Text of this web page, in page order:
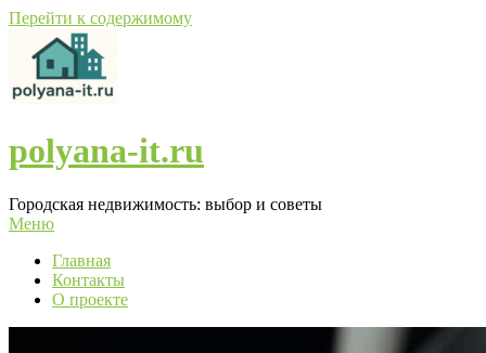
Перейти к содержимому
polyana-it.ru
Городская недвижимость: выбор и советы
Меню
Главная
Контакты
О проекте